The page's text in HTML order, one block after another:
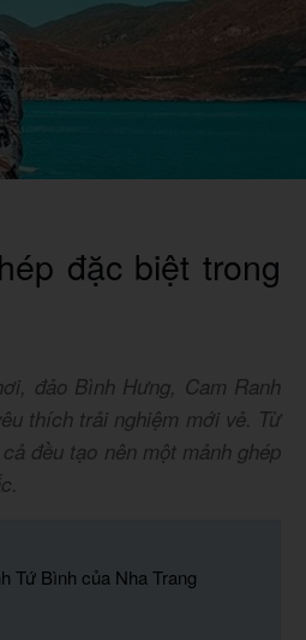
đặc biệt trong
đảo Bình Hưng, Cam Ranh
thích trải nghiệm mới vẻ. Từ
đều tạo nên một mảnh ghép
Tứ Bình của Nha Trang